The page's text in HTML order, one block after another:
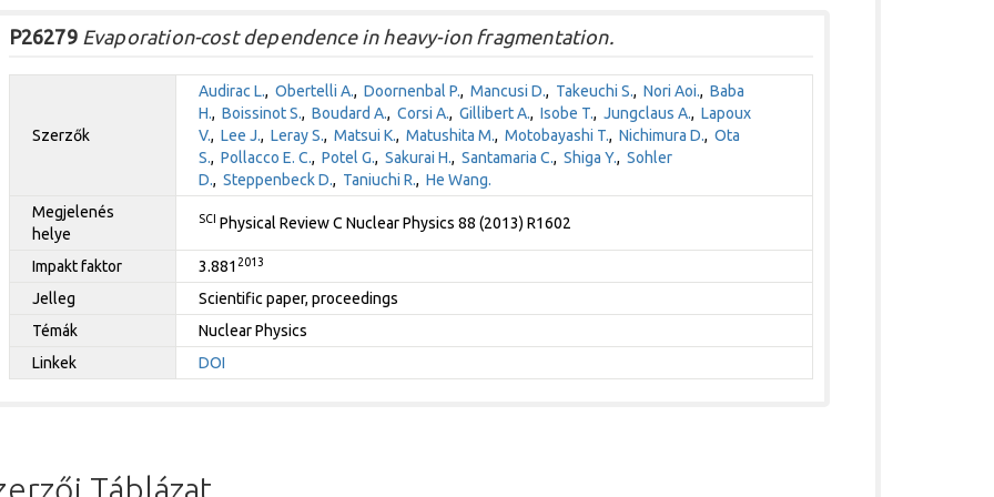
P26279Evaporation-cost dependence in heavy-ion fragmentation.
Szerzők
Audirac L., Obertelli A., Doornenbal P., Mancusi D., Takeuchi S., Nori Aoi., Baba
H., Boissinot S., Boudard A., Corsi A., Gillibert A., Isobe T., Jungclaus A., Lapoux
V., Lee J., Leray S., Matsui K., Matushita M., Motobayashi T., Nichimura D., Ota
S., Pollacco E. C., Potel G., Sakurai H., Santamaria C., Shiga Y., Sohler
D., Steppenbeck D., Taniuchi R., He Wang.
Megjelenés
helye
SCI Physical Review C Nuclear Physics 88 (2013) R1602
Impakt faktor 3.881 2013
Jelleg
Scientific paper, proceedings
Témák
Nuclear Physics
Linkek
DOI
Táblázat